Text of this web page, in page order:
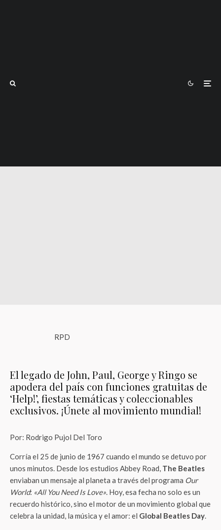
RPD
El legado de John, Paul, George y Ringo se
apodera del país con funciones gratuitas de
‘Help!’, fiestas temáticas y coleccionables
exclusivos. ¡Únete al movimiento mundial!
Por: Rodrigo Pujol Del Toro
Corría el 25 de junio de 1967 cuando el mundo se detuvo por
unos minutos. Desde los estudios Abbey Road, The Beatles
enviaban un mensaje al planeta a través del programa Our
World: «All You Need Is Love». Hoy, esa fecha no solo es un
recuerdo histórico, sino el motor de un movimiento global que
celebra la unidad, la música y el amor: el Global Beatles Day.